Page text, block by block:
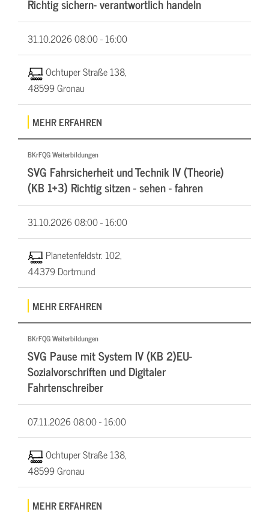
Richtig sichern- verantwortlich handeln
31.10.202608:00 - 16:00
Ochtuper Straße 138,
48599 Gronau
MEHR ERFAHREN
BKrFQG Weiterbildungen
SVG Fahrsicherheit und Technik IV (Theorie)
(KB 1+3) Richtig sitzen - sehen - fahren
31.10.202608:00 - 16:00
Planetenfeldstr. 102,
44379 Dortmund
MEHR ERFAHREN
BKrFQG Weiterbildungen
SVG Pause mit System IV (KB 2)EU-
Sozialvorschriften und Digitaler
Fahrtenschreiber
07.11.202608:00 - 16:00
Ochtuper Straße 138,
48599 Gronau
MEHR ERFAHREN